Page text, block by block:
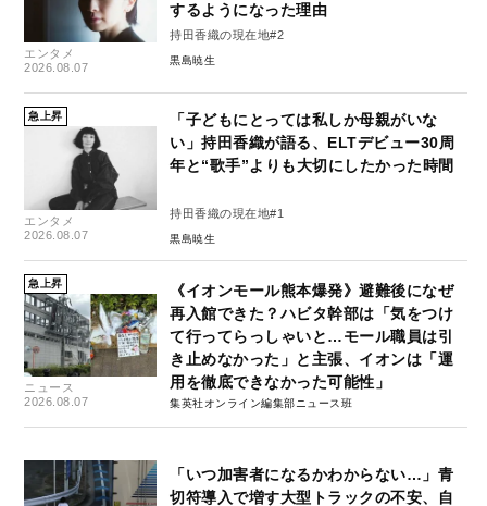
エンタメ
2026.08.07
するようになった理由
持田香織の現在地#2
黒島暁生
急上昇
エンタメ
2026.08.07
「子どもにとっては私しか母親がいな
い」持田香織が語る、ELTデビュー30周
年と“歌手”よりも大切にしたかった時間
持田香織の現在地#1
黒島暁生
急上昇
ニュース
2026.08.07
《イオンモール熊本爆発》避難後になぜ
再入館できた？ハビタ幹部は「気をつけ
て行ってらっしゃいと…モール職員は引
き止めなかった」と主張、イオンは「運
用を徹底できなかった可能性」
集英社オンライン編集部ニュース班
「いつ加害者になるかわからない…」青
切符導入で増す大型トラックの不安、自